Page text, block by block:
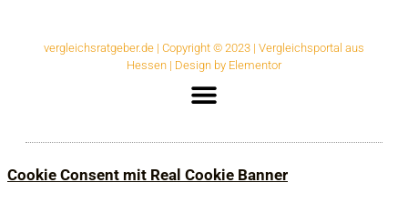
vergleichsratgeber.de | Copyright © 2023 | Vergleichsportal aus
Hessen | Design by Elementor
Cookie Consent mit Real Cookie Banner